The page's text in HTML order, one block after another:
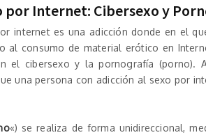
por Internet: Cibersexo y
internet es una adicción donde en el
al consumo de material erótico en
el cibersexo y la pornografía (porno).
una persona con adicción al sexo por
«) se realiza de forma unidireccional,